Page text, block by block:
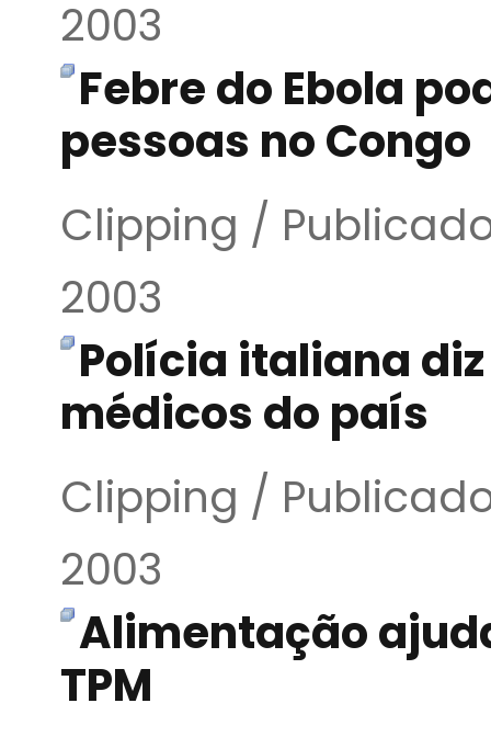
2003
Febre do Ebola
pessoas no Congo
Clipping /
2003
Polícia italiana
médicos do país
Clipping /
2003
Alimentação
TPM